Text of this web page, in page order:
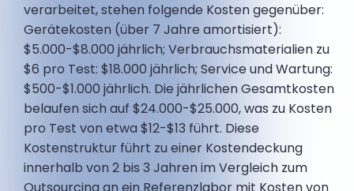
verarbeitet, stehen folgende Kosten gegenüber:
Gerätekosten (über 7 Jahre amortisiert):
$5.000-$8.000 jährlich; Verbrauchsmaterialien zu
$6 pro Test: $18.000 jährlich; Service und Wartung:
$500-$1.000 jährlich. Die jährlichen Gesamtkosten
belaufen sich auf $24.000-$25.000, was zu Kosten
pro Test von etwa $12-$13 führt. Diese
Kostenstruktur führt zu einer Kostendeckung
innerhalb von 2 bis 3 Jahren im Vergleich zum